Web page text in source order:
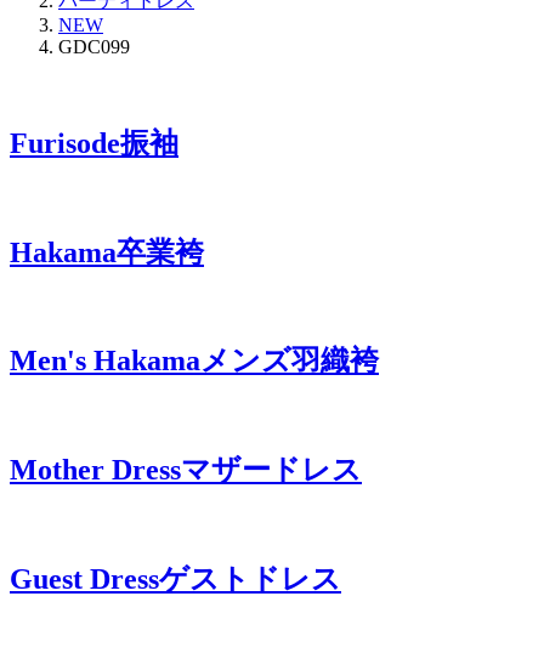
NEW
GDC099
Furisode振袖
Hakama卒業袴
Men's Hakamaメンズ羽織袴
Mother Dressマザードレス
Guest Dressゲストドレス